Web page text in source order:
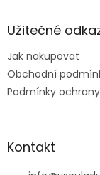
aUžitečné
Jak nakupovat
Obchodní
Podmínky
Kontakt